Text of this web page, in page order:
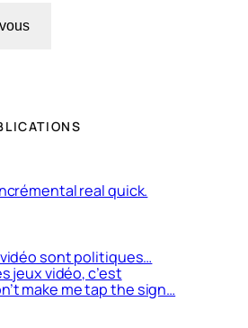
real quick.
sont politiques…
jeux vidéo, c’est
make me tap the sign…